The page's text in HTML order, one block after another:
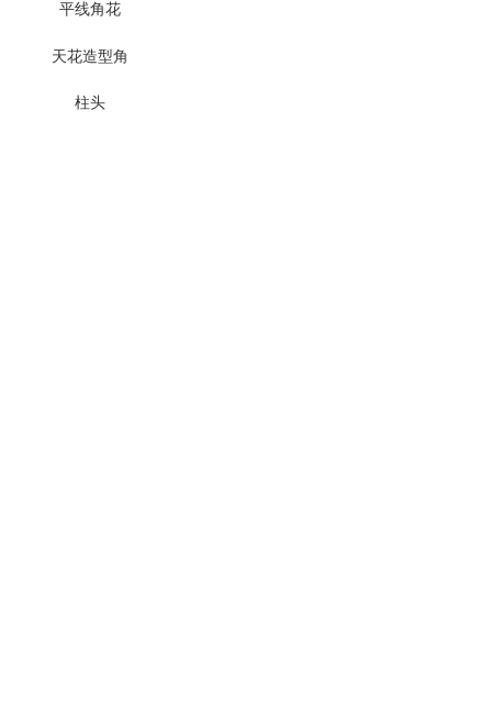
平线角花
天花造型角
柱头